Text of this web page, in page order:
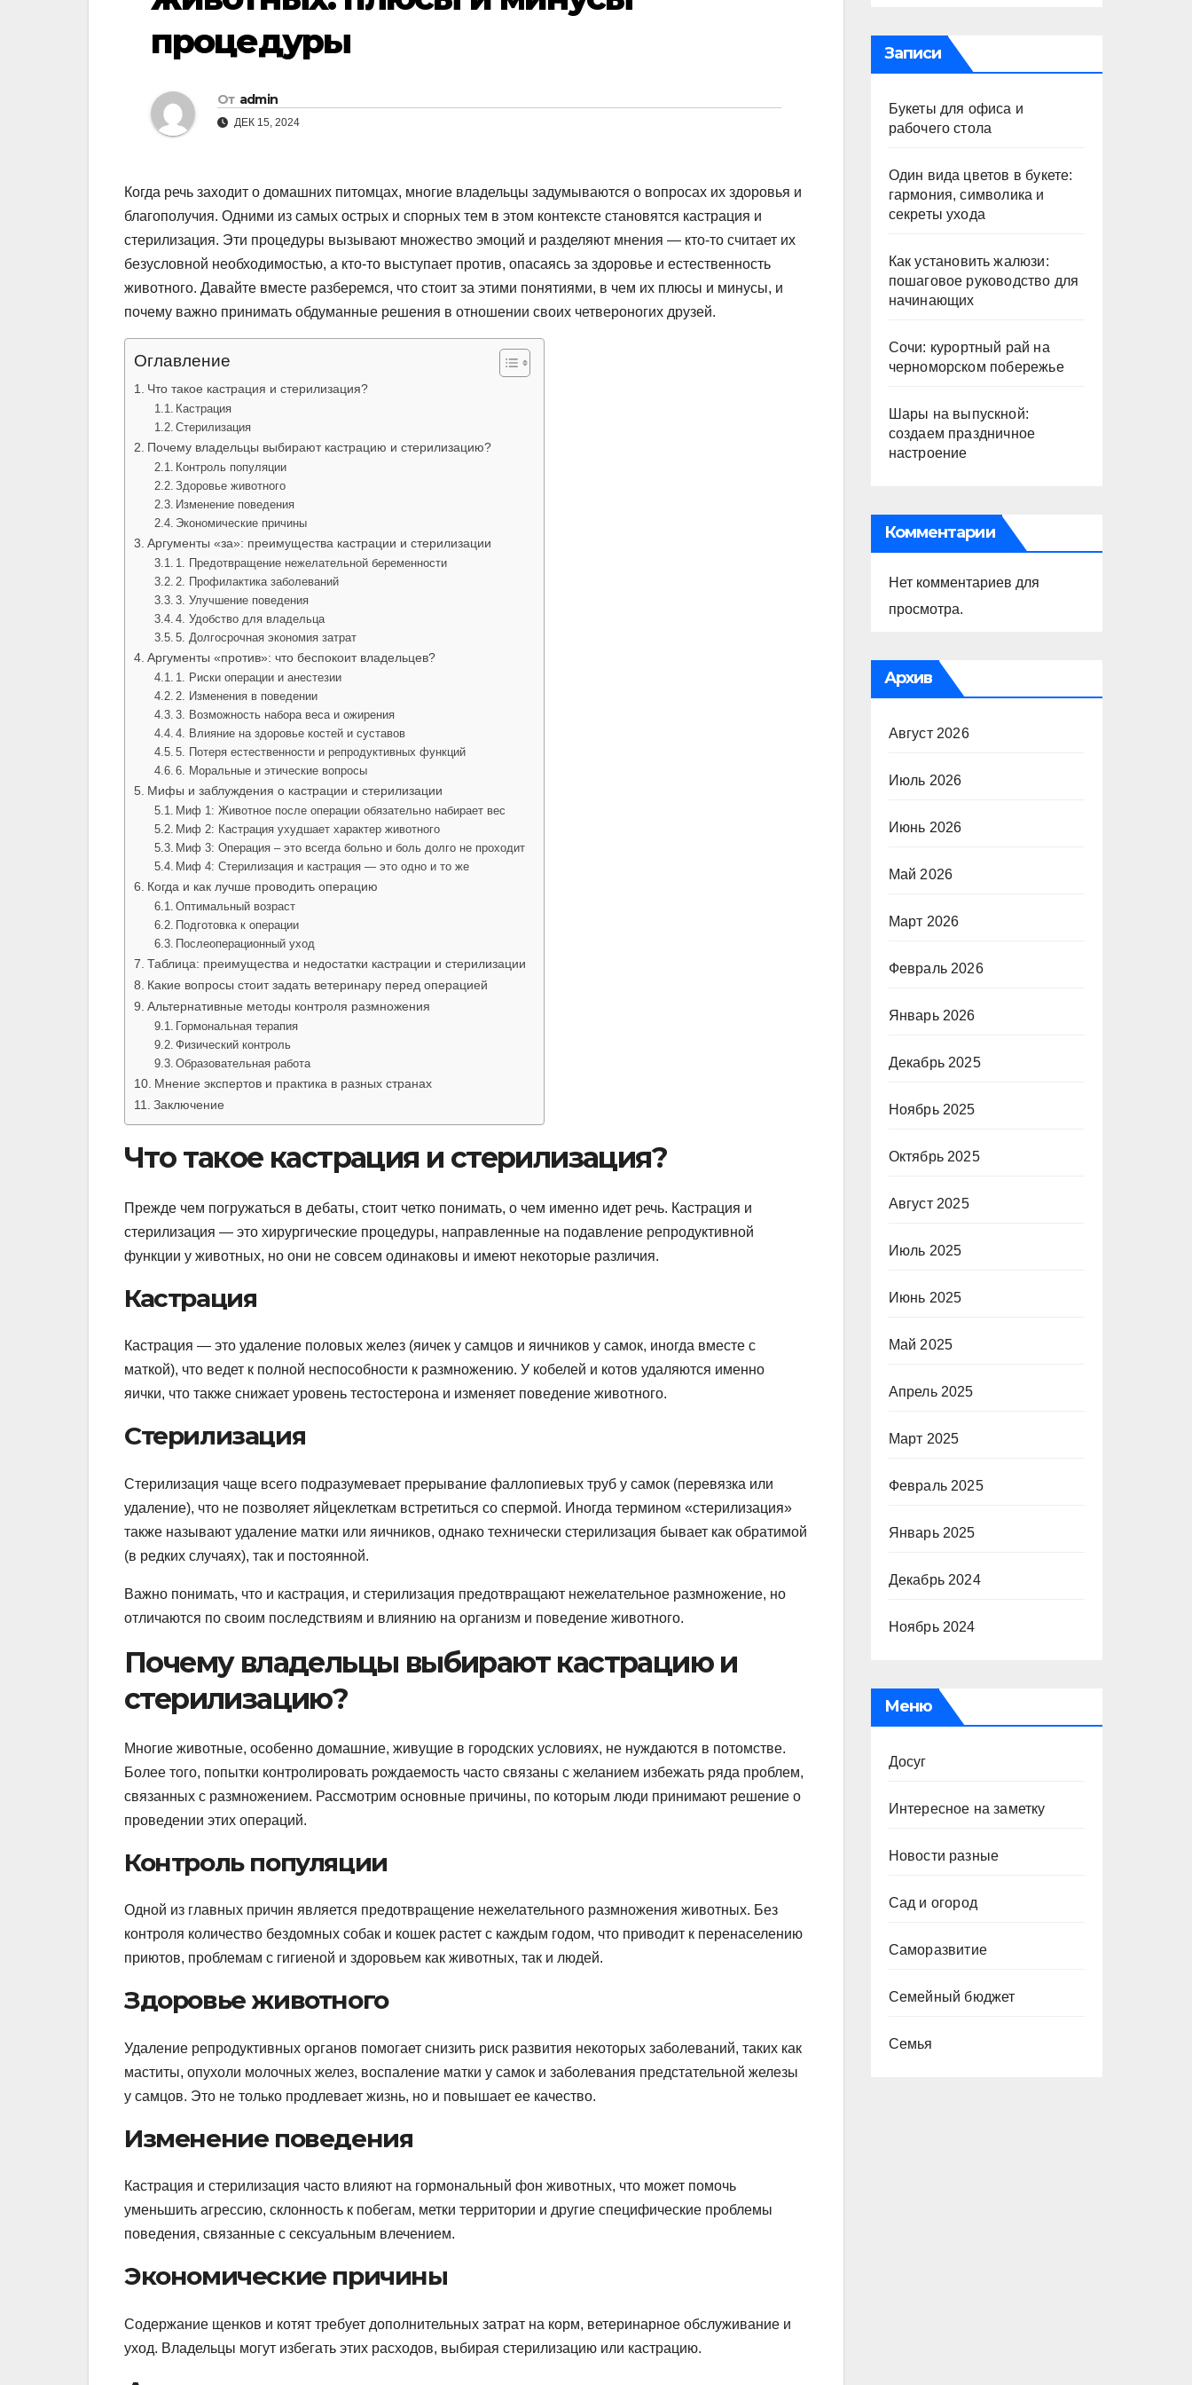
процедуры
От admin
ДЕК 15, 2024
Когда речь заходит о домашних питомцах, многие владельцы задумываются о вопросах их здоровья и
благополучия. Одними из самых острых и спорных тем в этом контексте становятся кастрация и
стерилизация. Эти процедуры вызывают множество эмоций и разделяют мнения — кто-то считает их
безусловной необходимостью, а кто-то выступает против, опасаясь за здоровье и естественность
животного. Давайте вместе разберемся, что стоит за этими понятиями, в чем их плюсы и минусы, и
почему важно принимать обдуманные решения в отношении своих четвероногих друзей.
Оглавление
Что такое кастрация и стерилизация?
Кастрация
Стерилизация
Почему владельцы выбирают кастрацию и стерилизацию?
Контроль популяции
Здоровье животного
Изменение поведения
Экономические причины
Аргументы «за»: преимущества кастрации и стерилизации
1. Предотвращение нежелательной беременности
2. Профилактика заболеваний
3. Улучшение поведения
4. Удобство для владельца
5. Долгосрочная экономия затрат
Аргументы «против»: что беспокоит владельцев?
1. Риски операции и анестезии
2. Изменения в поведении
3. Возможность набора веса и ожирения
4. Влияние на здоровье костей и суставов
5. Потеря естественности и репродуктивных функций
6. Моральные и этические вопросы
Мифы и заблуждения о кастрации и стерилизации
Миф 1: Животное после операции обязательно набирает вес
Миф 2: Кастрация ухудшает характер животного
Миф 3: Операция – это всегда больно и боль долго не проходит
Миф 4: Стерилизация и кастрация — это одно и то же
Когда и как лучше проводить операцию
Оптимальный возраст
Подготовка к операции
Послеоперационный уход
Таблица: преимущества и недостатки кастрации и стерилизации
Какие вопросы стоит задать ветеринару перед операцией
Альтернативные методы контроля размножения
Гормональная терапия
Физический контроль
Образовательная работа
Мнение экспертов и практика в разных странах
Заключение
Что такое кастрация и стерилизация?
Прежде чем погружаться в дебаты, стоит четко понимать, о чем именно идет речь. Кастрация и
стерилизация — это хирургические процедуры, направленные на подавление репродуктивной
функции у животных, но они не совсем одинаковы и имеют некоторые различия.
Кастрация
Кастрация — это удаление половых желез (яичек у самцов и яичников у самок, иногда вместе с
маткой), что ведет к полной неспособности к размножению. У кобелей и котов удаляются именно
яички, что также снижает уровень тестостерона и изменяет поведение животного.
Стерилизация
Стерилизация чаще всего подразумевает прерывание фаллопиевых труб у самок (перевязка или
удаление), что не позволяет яйцеклеткам встретиться со спермой. Иногда термином «стерилизация»
также называют удаление матки или яичников, однако технически стерилизация бывает как обратимой
(в редких случаях), так и постоянной.
Важно понимать, что и кастрация, и стерилизация предотвращают нежелательное размножение, но
отличаются по своим последствиям и влиянию на организм и поведение животного.
Почему владельцы выбирают кастрацию и
стерилизацию?
Многие животные, особенно домашние, живущие в городских условиях, не нуждаются в потомстве.
Более того, попытки контролировать рождаемость часто связаны с желанием избежать ряда проблем,
связанных с размножением. Рассмотрим основные причины, по которым люди принимают решение о
проведении этих операций.
Контроль популяции
Одной из главных причин является предотвращение нежелательного размножения животных. Без
контроля количество бездомных собак и кошек растет с каждым годом, что приводит к перенаселению
приютов, проблемам с гигиеной и здоровьем как животных, так и людей.
Здоровье животного
Удаление репродуктивных органов помогает снизить риск развития некоторых заболеваний, таких как
маститы, опухоли молочных желез, воспаление матки у самок и заболевания предстательной железы
у самцов. Это не только продлевает жизнь, но и повышает ее качество.
Изменение поведения
Кастрация и стерилизация часто влияют на гормональный фон животных, что может помочь
уменьшить агрессию, склонность к побегам, метки территории и другие специфические проблемы
поведения, связанные с сексуальным влечением.
Экономические причины
Содержание щенков и котят требует дополнительных затрат на корм, ветеринарное обслуживание и
уход. Владельцы могут избегать этих расходов, выбирая стерилизацию или кастрацию.
Записи
Букеты для офиса и
рабочего стола
Один вида цветов в букете:
гармония, символика и
секреты ухода
Как установить жалюзи:
пошаговое руководство для
начинающих
Сочи: курортный рай на
черноморском побережье
Шары на выпускной:
создаем праздничное
настроение
Комментарии
Нет комментариев для
просмотра.
Архив
Август 2026
Июль 2026
Июнь 2026
Май 2026
Март 2026
Февраль 2026
Январь 2026
Декабрь 2025
Ноябрь 2025
Октябрь 2025
Август 2025
Июль 2025
Июнь 2025
Май 2025
Апрель 2025
Март 2025
Февраль 2025
Январь 2025
Декабрь 2024
Ноябрь 2024
Меню
Досуг
Интересное на заметку
Новости разные
Сад и огород
Саморазвитие
Семейный бюджет
Семья